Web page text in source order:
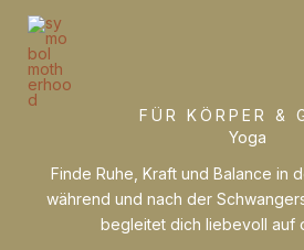
Zum
Inhalt
springen
FÜR KÖRPER &
Yoga
Finde Ruhe, Kraft und Balance in
während und nach der
begleitet dich liebevoll auf